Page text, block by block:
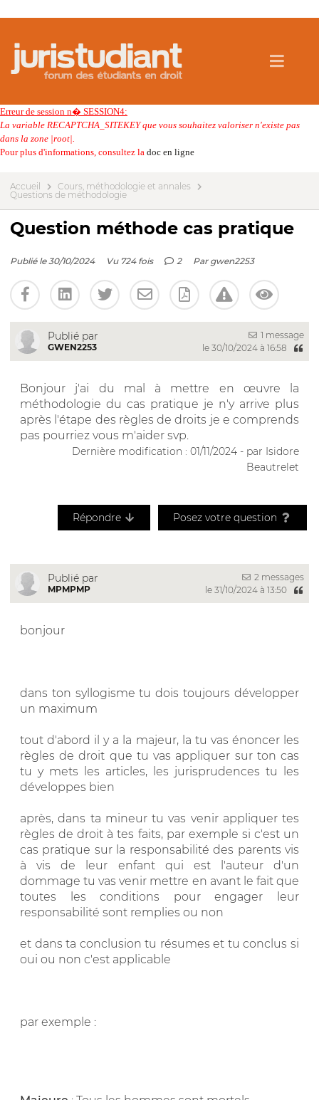
Erreur de session n� SESSION4:
La variable RECAPTCHA_SITEKEY que vous souhaitez valoriser n'existe pas
dans la zone |root|.
Pour plus d'informations, consultez la doc en ligne
Accueil
Cours, méthodologie et annales
Questions de méthodologie
Question méthode cas pratique
Publié le 30/10/2024 Vu 724 fois 2 Par gwen2253
Publié par
GWEN2253
1 message
le 30/10/2024 à 16:58
Bonjour j'ai du mal à mettre en œuvre la
méthodologie du cas pratique je n'y arrive plus
après l'étape des règles de droits je e comprends
pas pourriez vous m'aider svp.
Dernière modification : 01/11/2024 - par Isidore
Beautrelet
Répondre Posez votre question
Publié par
MPMPMP
2 messages
le 31/10/2024 à 13:50
bonjour
dans ton syllogisme tu dois toujours développer
un maximum
tout d'abord il y a la majeur, la tu vas énoncer les
règles de droit que tu vas appliquer sur ton cas
tu y mets les articles, les jurisprudences tu les
développes bien
après, dans ta mineur tu vas venir appliquer tes
règles de droit à tes faits, par exemple si c'est un
cas pratique sur la responsabilité des parents vis
à vis de leur enfant qui est l'auteur d'un
dommage tu vas venir mettre en avant le fait que
toutes les conditions pour engager leur
responsabilité sont remplies ou non
et dans ta conclusion tu résumes et tu conclus si
oui ou non c'est applicable
par exemple :